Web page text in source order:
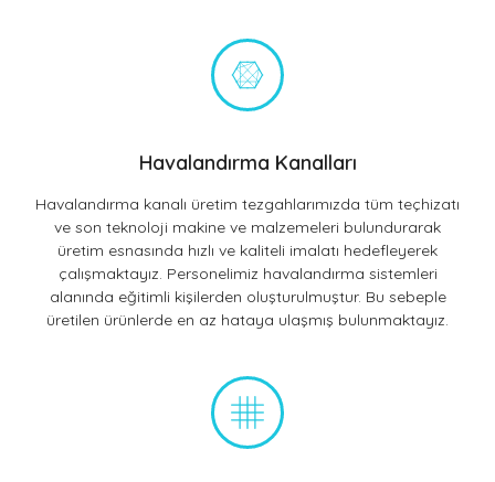
Havalandırma Kanalları
Havalandırma kanalı üretim tezgahlarımızda tüm teçhizatı
ve son teknoloji makine ve malzemeleri bulundurarak
üretim esnasında hızlı ve kaliteli imalatı hedefleyerek
çalışmaktayız. Personelimiz havalandırma sistemleri
alanında eğitimli kişilerden oluşturulmuştur. Bu sebeple
üretilen ürünlerde en az hataya ulaşmış bulunmaktayız.